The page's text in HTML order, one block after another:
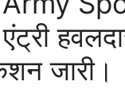
जारी।